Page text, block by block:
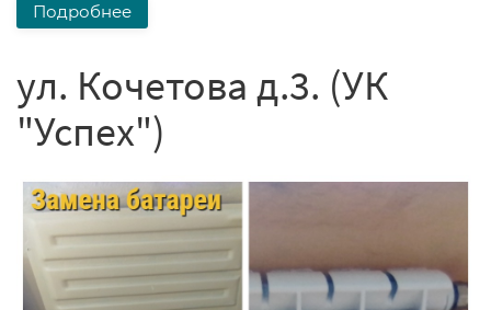
Подробнее
ул. Кочетова д.3. (УК
"Успех")